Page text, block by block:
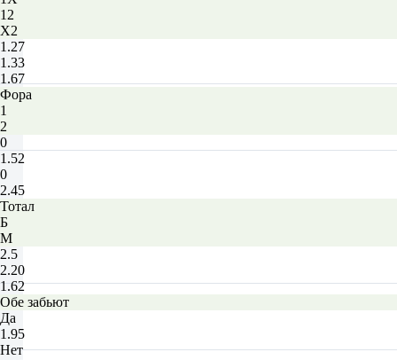
12
X2
1.27
1.33
1.67
Фора
1
2
0
1.52
0
2.45
Тотал
Б
М
2.5
2.20
1.62
Обе забьют
Да
1.95
Нет